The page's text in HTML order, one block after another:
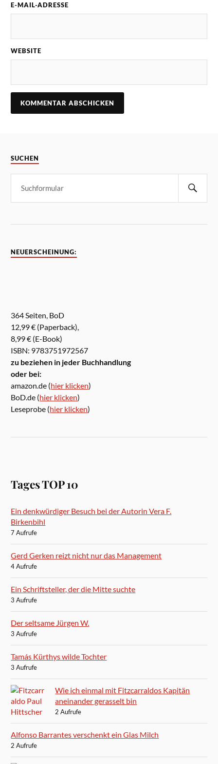
E-MAIL-ADRESSE
WEBSITE
SUCHEN
NEUERSCHEINUNG:
364 Seiten, BoD
12,99 € (Paperback),
8,99 € (E-Book)
ISBN: 9783751972567
zu beziehen in jeder Buchhandlung
oder bei:
amazon.de (hier klicken)
BoD.de (hier klicken)
Leseprobe (hier klicken)
Tages TOP 10
Ein denkwürdiger Besuch bei der Autorin Vera F.
Birkenbihl
7 Aufrufe
Gerd Gerken reizt nicht nur das Management
4 Aufrufe
Ein Schriftsteller, der die Mitte suchte
3 Aufrufe
Der seltsame Jürgen W.
3 Aufrufe
Tamás Kürthys wilde Tochter
3 Aufrufe
Wie ich einmal mit Fitzcarraldos Kapitän
aneinander gerasselt bin
2 Aufrufe
Alfonso Barrantes verschenkt ein Glas Milch
2 Aufrufe